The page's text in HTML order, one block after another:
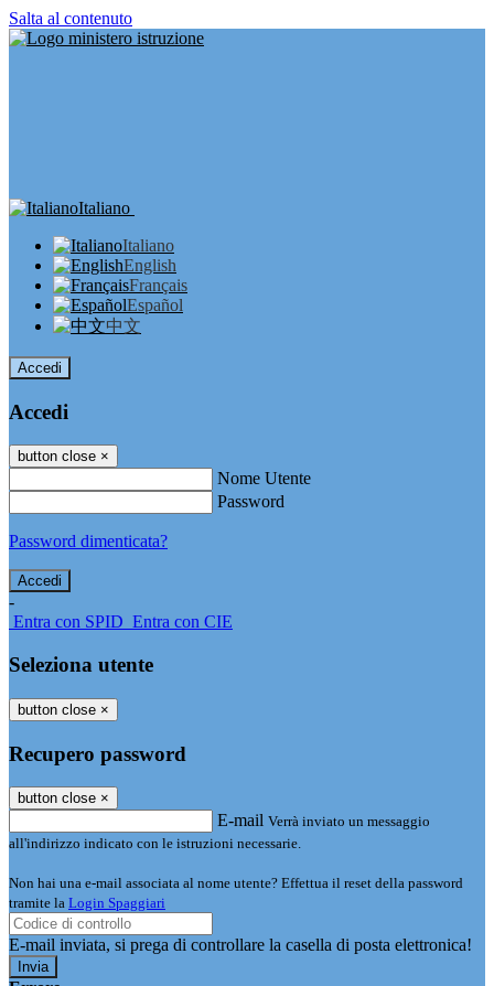
Salta al contenuto
Italiano
Italiano
English
Français
Español
中文
Accedi
Accedi
button close ×
Nome Utente
Password
Password dimenticata?
-
Entra con SPID Entra con CIE
Seleziona utente
button close ×
Recupero password
button close ×
E-mail Verrà inviato un messaggio
all'indirizzo indicato con le istruzioni necessarie.
Non hai una e-mail associata al nome utente? Effettua il reset della password
tramite la Login Spaggiari
E-mail inviata, si prega di controllare la casella di posta elettronica!